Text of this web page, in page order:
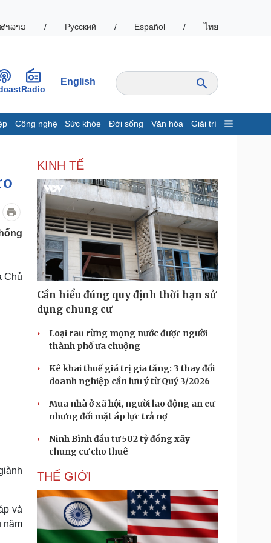
າລາວ / Русский / Español / ไทย
Radio
English
Công nghệ Sức khỏe Đời sống Văn hóa Giải trí
động sản
nghiệp
Tiêu dùng
Tỷ giá
Chứng khoán
Giá cà phê
nghiệp
tin doanh nghiệp
nghiệp 24h
nhân
cộng đồng
Công nghệ
Sành điệu
Tin Công nghệ
Trải nghiệm
Chuyển đổi số
Podcast
Câu chuyện thời sự
Đọc truyện đêm khuya
Cửa sổ tình yêu
Hạt giống tâm hồn
Chủ
và
năm
KINH TẾ
Cần hiểu đúng quy định thời hạn sử
dụng chung cư
Loại rau rừng mọng nước được người
thành phố ưa chuộng
Kê khai thuế giá trị gia tăng: 3 thay đổi
doanh nghiệp cần lưu ý từ Quý 3/2026
Mua nhà ở xã hội, người lao động an cư
nhưng đối mặt áp lực trả nợ
Ninh Bình đầu tư 502 tỷ đồng xây
chung cư cho thuê
THẾ GIỚI